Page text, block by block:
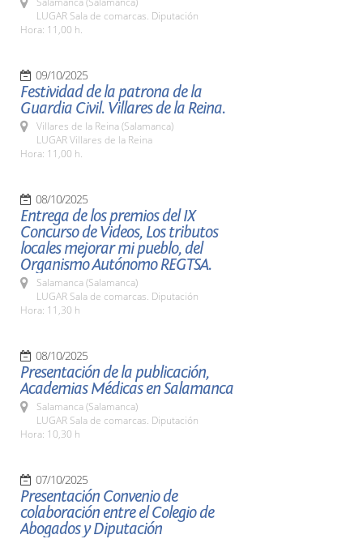
LUGAR Sala de comarcas. Diputación
Hora: 11,00 h.
09/10/2025
Festividad de la patrona de la
Guardia Civil. Villares de la Reina.
Villares de la Reina (Salamanca)
LUGAR Villares de la Reina
Hora: 11,00 h.
08/10/2025
Entrega de los premios del IX
Concurso de Videos, Los tributos
locales mejorar mi pueblo, del
Organismo Autónomo REGTSA.
Salamanca (Salamanca)
LUGAR Sala de comarcas. Diputación
Hora: 11,30 h
08/10/2025
Presentación de la publicación,
Academias Médicas en Salamanca
Salamanca (Salamanca)
LUGAR Sala de comarcas. Diputación
Hora: 10,30 h
07/10/2025
Presentación Convenio de
colaboración entre el Colegio de
Abogados y Diputación